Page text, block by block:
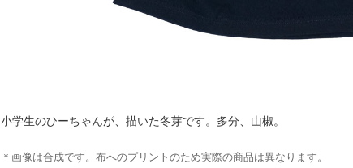
小学生のひーちゃんが、描いた冬芽です。多分、山椒。
＊画像は合成です。布へのプリントのため実際の商品は異なります。